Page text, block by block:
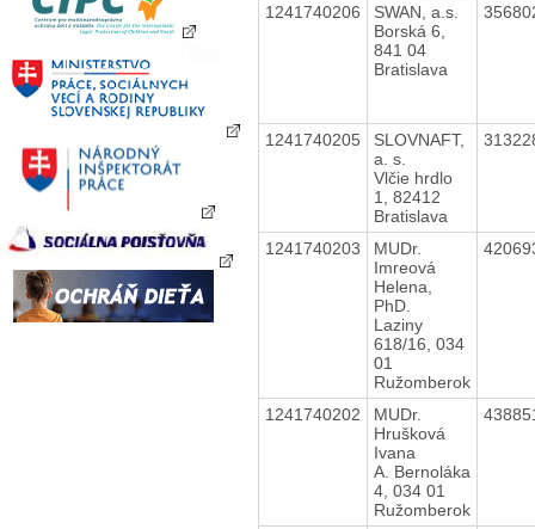
1241740206
SWAN, a.s.
Borská 6,
841 04
Bratislava
1241740205
SLOVNAFT,
a. s.
Vlčie hrdlo
1, 82412
Bratislava
1241740203
MUDr.
Imreová
Helena,
PhD.
Laziny
618/16, 034
01
Ružomberok
1241740202
MUDr.
Hrušková
Ivana
A. Bernoláka
4, 034 01
Ružomberok